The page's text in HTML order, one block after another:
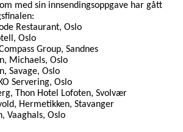
med sin innsendingsoppgave har gått
Restaurant, Oslo
Oslo
Group, Sandnes
Michaels, Oslo
Savage, Oslo
Servering, Oslo
Thon Hotel Lofoten, Svolvær
Hermetikken, Stavanger
Vaaghals, Oslo